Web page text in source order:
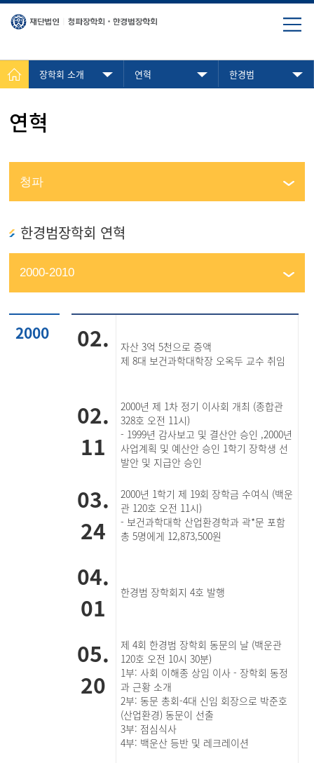
장학회 소개 연혁 한경범
연혁
한경범장학회 연혁
2000 02.
자산 3억 5천으로 증액
제 8대 보건과학대학장 오옥두 교수 취임
02.
11
2000년 제 1차 정기 이사회 개최 (종합관
328호 오전 11시)
- 1999년 감사보고 및 결산안 승인 ,2000년
사업계획 및 예산안 승인 1학기 장학생 선
발안 및 지급안 승인
03.
24
2000년 1학기 제 19회 장학금 수여식 (백운
관 120호 오전 11시)
- 보건과학대학 산업환경학과 곽*문 포함
총 5명에게 12,873,500원
04.
01
한경범 장학회지 4호 발행
05.
20
제 4회 한경범 장학회 동문의 날 (백운관
120호 오전 10시 30분)
1부: 사회 이해종 상임 이사 - 장학회 동정
과 근황 소개
2부: 동문 총회-4대 신임 회장으로 박준호
(산업환경) 동문이 선출
3부: 점심식사
4부: 백운산 등반 및 레크레이션